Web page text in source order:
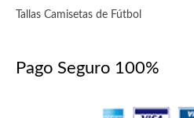
Tallas Camisetas de Fútbol
Pago Seguro 100%